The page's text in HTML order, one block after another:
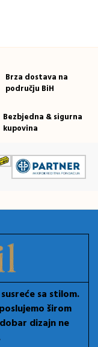
Brza dostava na
području BiH
Bezbjedna & sigurna
kupovina
sa stilom.
širom
dizajn ne